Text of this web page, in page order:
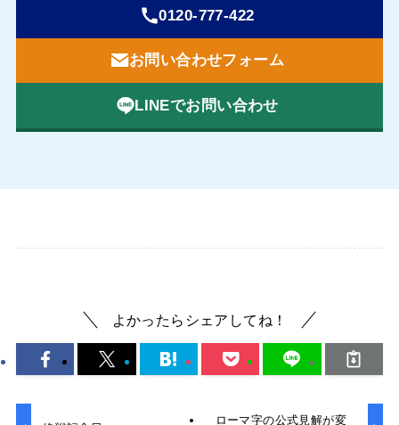
0120-777-422
お問い合わせフォーム
LINEでお問い合わせ
よかったらシェアしてね！
ローマ字の公式見解が変